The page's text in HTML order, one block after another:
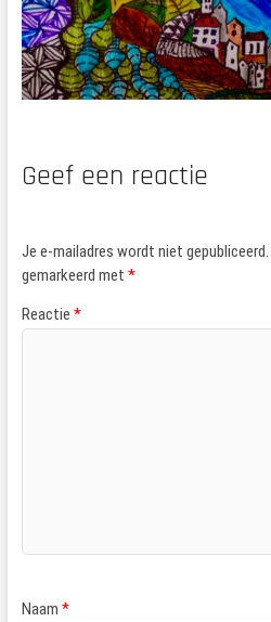
Geef een reactie
Je e-mailadres wordt niet gepubliceerd.
gemarkeerd met *
Reactie *
Naam *